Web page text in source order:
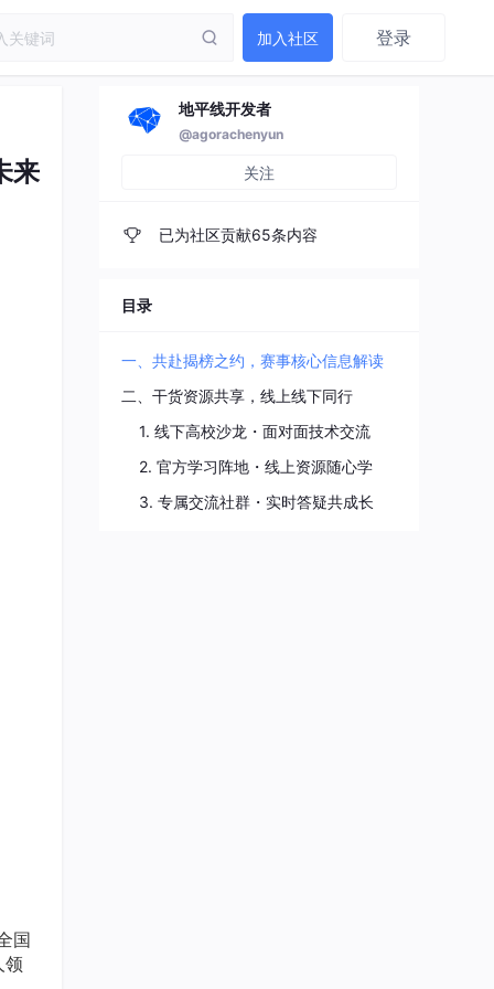
加入社区 登录
来
国
领
地平线开发者
@agorachenyun
关注
已为社区贡献65条内容
目录
一、共赴揭榜之约，赛事核心信息解读
二、干货资源共享，线上线下同行
1. 线下高校沙龙・面对面技术交流
2. 官方学习阵地・线上资源随心学
3. 专属交流社群・实时答疑共成长